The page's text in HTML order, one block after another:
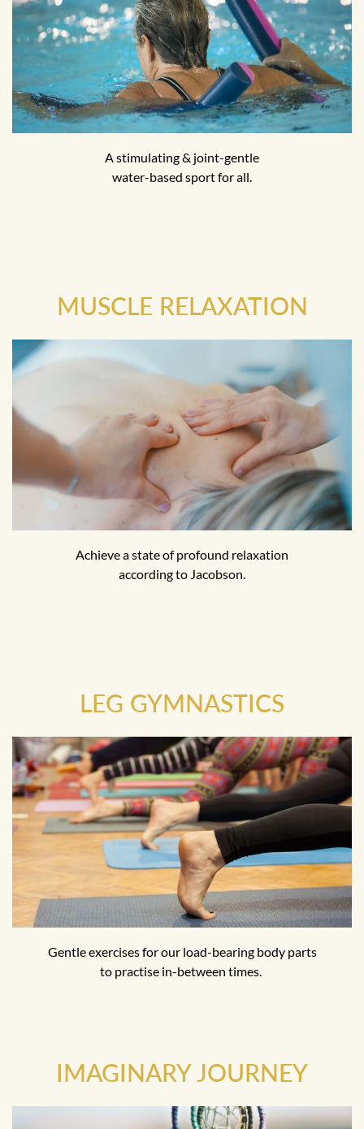
A stimulating & joint-gentle
water-based sport for all.
MUSCLE RELAXATION
Achieve a state of profound relaxation
according to Jacobson.
LEG GYMNASTICS
Gentle exercises for our load-bearing body parts
to practise in-between times.
IMAGINARY JOURNEY